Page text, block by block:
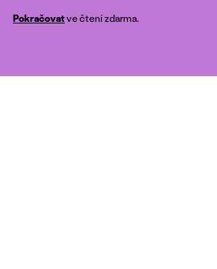
Pokračovatve čtení zdarma.